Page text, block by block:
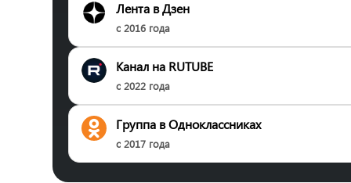
Лента в Дзен
с 2016 года
Канал на RUTUBE
с 2022 года
Группа в Одноклассниках
с 2017 года